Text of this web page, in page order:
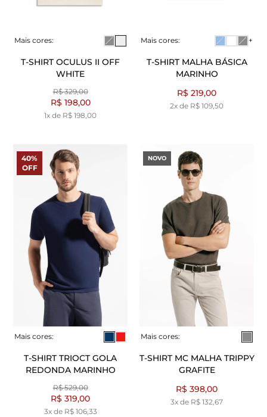
Mais cores:
T-SHIRT OCULUS II OFF
WHITE
R$ 329,00
R$ 198,00
1x de R$ 198,00
Mais cores: +
T-SHIRT MALHA BÁSICA
MARINHO
R$ 219,00
2x de R$ 109,50
Mais cores:
T-SHIRT TRIOCT GOLA
REDONDA MARINHO
R$ 529,00
R$ 319,00
3x de R$ 106,33
40%
OFF
Mais cores:
T-SHIRT MC MALHA TRIPPY
GRAFITE
R$ 398,00
3x de R$ 132,67
NOVO